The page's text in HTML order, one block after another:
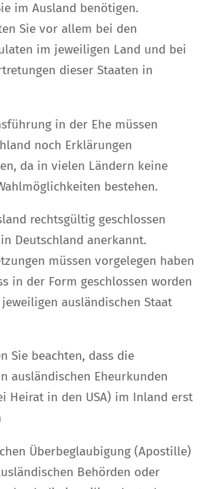
im Ausland benötigen.
Sie vor allem bei den
im jeweiligen Land und bei
dieser Staaten in
in der Ehe müssen
noch Erklärungen
da in vielen Ländern keine
bestehen.
rechtsgültig geschlossen
Deutschland anerkannt.
müssen vorgelegen haben
in der Form geschlossen worden
ausländischen Staat
Sie beachten, dass die
ausländischen Eheurkunden
Heirat in den USA) im Inland erst
Überbeglaubigung (Apostille)
Behörden oder